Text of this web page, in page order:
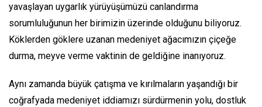
yavaşlayan uygarlık yürüyüşümüzü canlandırma
sorumluluğunun her birimizin üzerinde olduğunu biliyoruz.
Köklerden göklere uzanan medeniyet ağacımızın çiçeğe
durma, meyve verme vaktinin de geldiğine inanıyoruz.
Aynı zamanda büyük çatışma ve kırılmaların yaşandığı bir
coğrafyada medeniyet iddiamızı sürdürmenin yolu, dostluk